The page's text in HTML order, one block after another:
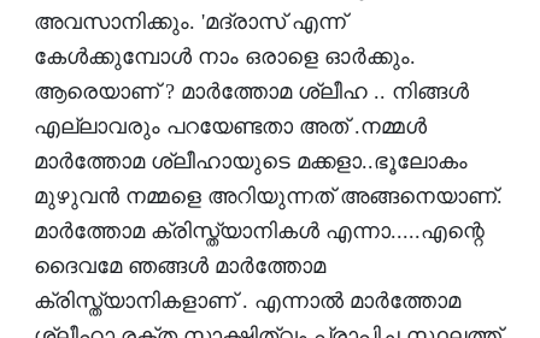
അവസാനിക്കും. 'മദ്രാസ് എന്ന്
കേള്‍ക്കുമ്പോള്‍ നാം ഒരാളെ ഓര്‍ക്കും.
ആരെയാണ് ? മാര്‍ത്തോമ ശ്ലീഹ .. നിങ്ങള്‍
എല്ലാവരും പറയേണ്ടതാ അത് .നമ്മള്‍
മാര്‍ത്തോമ ശ്ലീഹായുടെ മക്കളാ..ഭൂലോകം
മുഴുവന്‍ നമ്മളെ അറിയുന്നത് അങ്ങനെയാണ്.
മാര്‍ത്തോമ ക്രിസ്ത്യാനികള്‍ എന്നാ.....എന്റെ
ദൈവമേ ഞങ്ങള്‍ മാര്‍ത്തോമ
ക്രിസ്ത്യാനികളാണ് . എന്നാല്‍ മാര്‍ത്തോമ